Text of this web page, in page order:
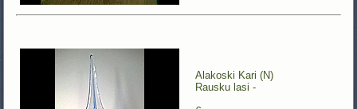
Alakoski Kari (N)
Rausku lasi -